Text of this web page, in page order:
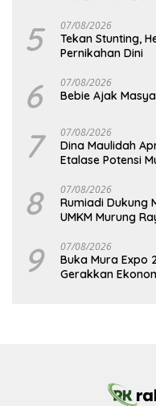
5 07/08/2026
Tekan Stunting,
Pernikahan Dini
6 07/08/2026
Bebie Ajak
7 07/08/2026
Dina Maulidah
Etalase Potensi
8 07/08/2026
Rumiadi Dukung
UMKM Murung
9 07/08/2026
Buka Mura Expo
Gerakkan